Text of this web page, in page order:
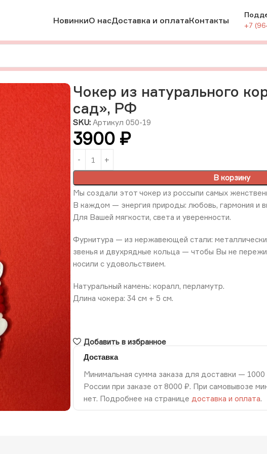
НовинкиО насДоставка и оплатаКонтакты
+7
«Алый сад», РФ
Чокер из натурального
сад», РФ
SKU: Артикул 050-19
3900 ₽
В корзину
Мы создали этот чокер из россыпи самых
В каждом — энергия природы: любовь, гармония и
Для Вашей мягкости, света и уверенности.
Фурнитура — из нержавеющей стали:
звенья и двухрядные кольца — чтобы Вы не
носили с удовольствием.
Натуральный камень: коралл, перламутр.
Длина чокера: 34 см + 5 см.
Добавить в избранное
Доставка
Минимальная сумма заказа для доставки —
России при заказе от 8000 ₽. При самовывозе
нет. Подробнее на странице доставка и оплата.